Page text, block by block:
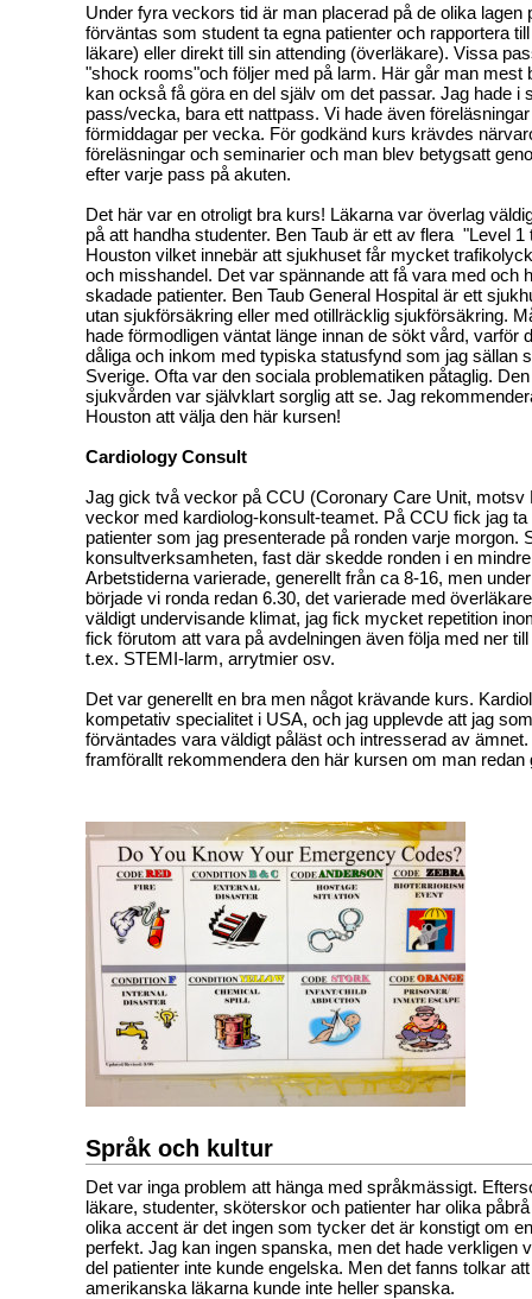
Under fyra veckors tid är man placerad på de olika lagen
förväntas som student ta egna patienter och rapportera
läkare) eller direkt till sin attending (överläkare). Vissa
"shock rooms"och följer med på larm. Här går man mest
kan också få göra en del själv om det passar. Jag hade i
pass/vecka, bara ett nattpass. Vi hade även
förmiddagar per vecka. För godkänd kurs krävdes
föreläsningar och seminarier och man blev betygsatt
efter varje pass på akuten.
Det här var en otroligt bra kurs! Läkarna var överlag
på att handha studenter. Ben Taub är ett av flera "Level
Houston vilket innebär att sjukhuset får mycket
och misshandel. Det var spännande att få vara med och
skadade patienter. Ben Taub General Hospital är ett
utan sjukförsäkring eller med otillräcklig sjukförsäkring.
hade förmodligen väntat länge innan de sökt vård, varför
dåliga och inkom med typiska statusfynd som jag sällan
Sverige. Ofta var den sociala problematiken påtaglig.
sjukvården var självklart sorglig att se. Jag
Houston att välja den här kursen!
Cardiology Consult
Jag gick två veckor på CCU (Coronary Care Unit, motsv
veckor med kardiolog-konsult-teamet. På CCU fick jag ta
patienter som jag presenterade på ronden varje morgon.
konsultverksamheten, fast där skedde ronden i en
Arbetstiderna varierade, generellt från ca 8-16, men
började vi ronda redan 6.30, det varierade med
väldigt undervisande klimat, jag fick mycket repetition
fick förutom att vara på avdelningen även följa med ner
t.ex. STEMI-larm, arrytmier osv.
Det var generellt en bra men något krävande kurs.
kompetativ specialitet i USA, och jag upplevde att jag
förväntades vara väldigt påläst och intresserad av
framförallt rekommendera den här kursen om man
Språk och kultur
Det var inga problem att hänga med språkmässigt.
läkare, studenter, sköterskor och patienter har olika
olika accent är det ingen som tycker det är konstigt om
perfekt. Jag kan ingen spanska, men det hade verkligen
del patienter inte kunde engelska. Men det fanns tolkar
amerikanska läkarna kunde inte heller spanska.